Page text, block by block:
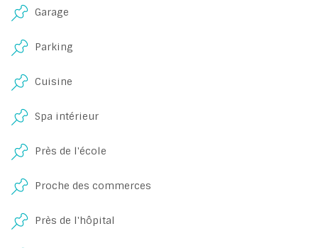
Garage
Parking
Cuisine
Spa intérieur
Près de l'école
Proche des commerces
Près de l'hôpital